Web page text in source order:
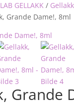
GELLAKK/
Grande Dame!, 8ml
Grande